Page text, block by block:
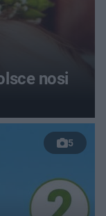
nosi
5